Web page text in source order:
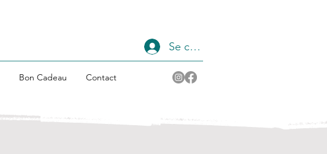
Se connecter
Bon Cadeau Contact